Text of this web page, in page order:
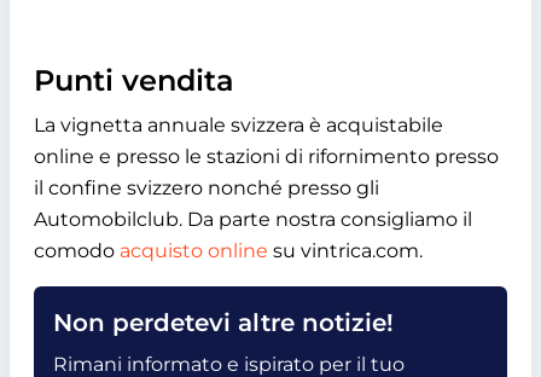
Punti vendita
La vignetta annuale svizzera è acquistabile
online e presso le stazioni di rifornimento presso
il confine svizzero nonché presso gli
Automobilclub. Da parte nostra consigliamo il
comodo acquisto online su vintrica.com.
Non perdetevi altre notizie!
Rimani informato e ispirato per il tuo